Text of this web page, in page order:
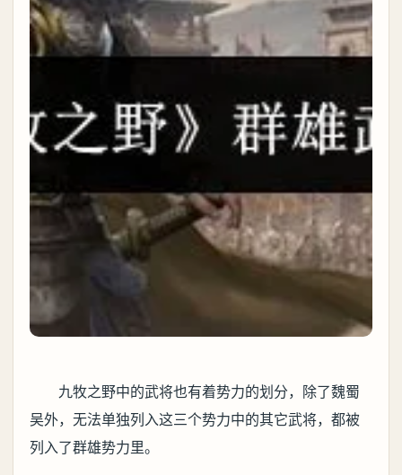
九牧之野中的武将也有着势力的划分，除了魏蜀
吴外，无法单独列入这三个势力中的其它武将，都被
列入了群雄势力里。